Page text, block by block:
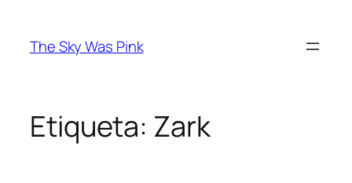
contenido
The Sky Was Pink
Etiqueta: Zark